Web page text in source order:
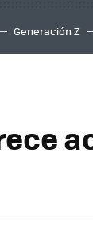
Generación Z